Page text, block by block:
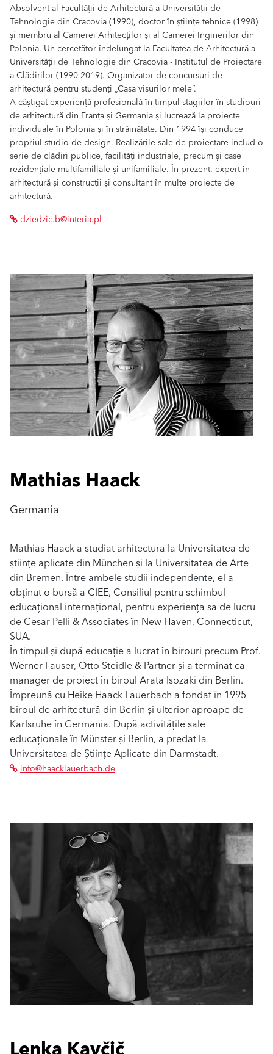
Absolvent al Facultății de Arhitectură a Universității de
Tehnologie din Cracovia (1990), doctor în științe tehnice (1998)
și membru al Camerei Arhitecților și al Camerei Inginerilor din
Polonia. Un cercetător îndelungat la Facultatea de Arhitectură a
Universității de Tehnologie din Cracovia - Institutul de Proiectare
a Clădirilor (1990-2019). Organizator de concursuri de
arhitectură pentru studenți „Casa visurilor mele”.
A câștigat experiență profesională în timpul stagiilor în studiouri
de arhitectură din Franța și Germania și lucrează la proiecte
individuale în Polonia și în străinătate. Din 1994 își conduce
propriul studio de design. Realizările sale de proiectare includ o
serie de clădiri publice, facilități industriale, precum și case
rezidențiale multifamiliale și unifamiliale. În prezent, expert în
arhitectură și construcții și consultant în multe proiecte de
arhitectură.
dziedzic.b@interia.pl
Mathias Haack
Germania
Mathias Haack a studiat arhitectura la Universitatea de
științe aplicate din München și la Universitatea de Arte
din Bremen. Între ambele studii independente, el a
obținut o bursă a CIEE, Consiliul pentru schimbul
educațional internațional, pentru experiența sa de lucru
de Cesar Pelli & Associates în New Haven, Connecticut,
SUA.
În timpul și după educație a lucrat în birouri precum Prof.
Werner Fauser, Otto Steidle & Partner și a terminat ca
manager de proiect în biroul Arata Isozaki din Berlin.
Împreună cu Heike Haack Lauerbach a fondat în 1995
biroul de arhitectură din Berlin și ulterior aproape de
Karlsruhe în Germania. După activitățile sale
educaționale în Münster și Berlin, a predat la
Universitatea de Științe Aplicate din Darmstadt.
info@haacklauerbach.de